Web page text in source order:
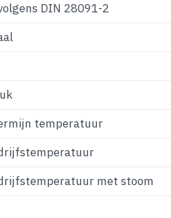
DIN 28091-2
temperatuur
met stoom